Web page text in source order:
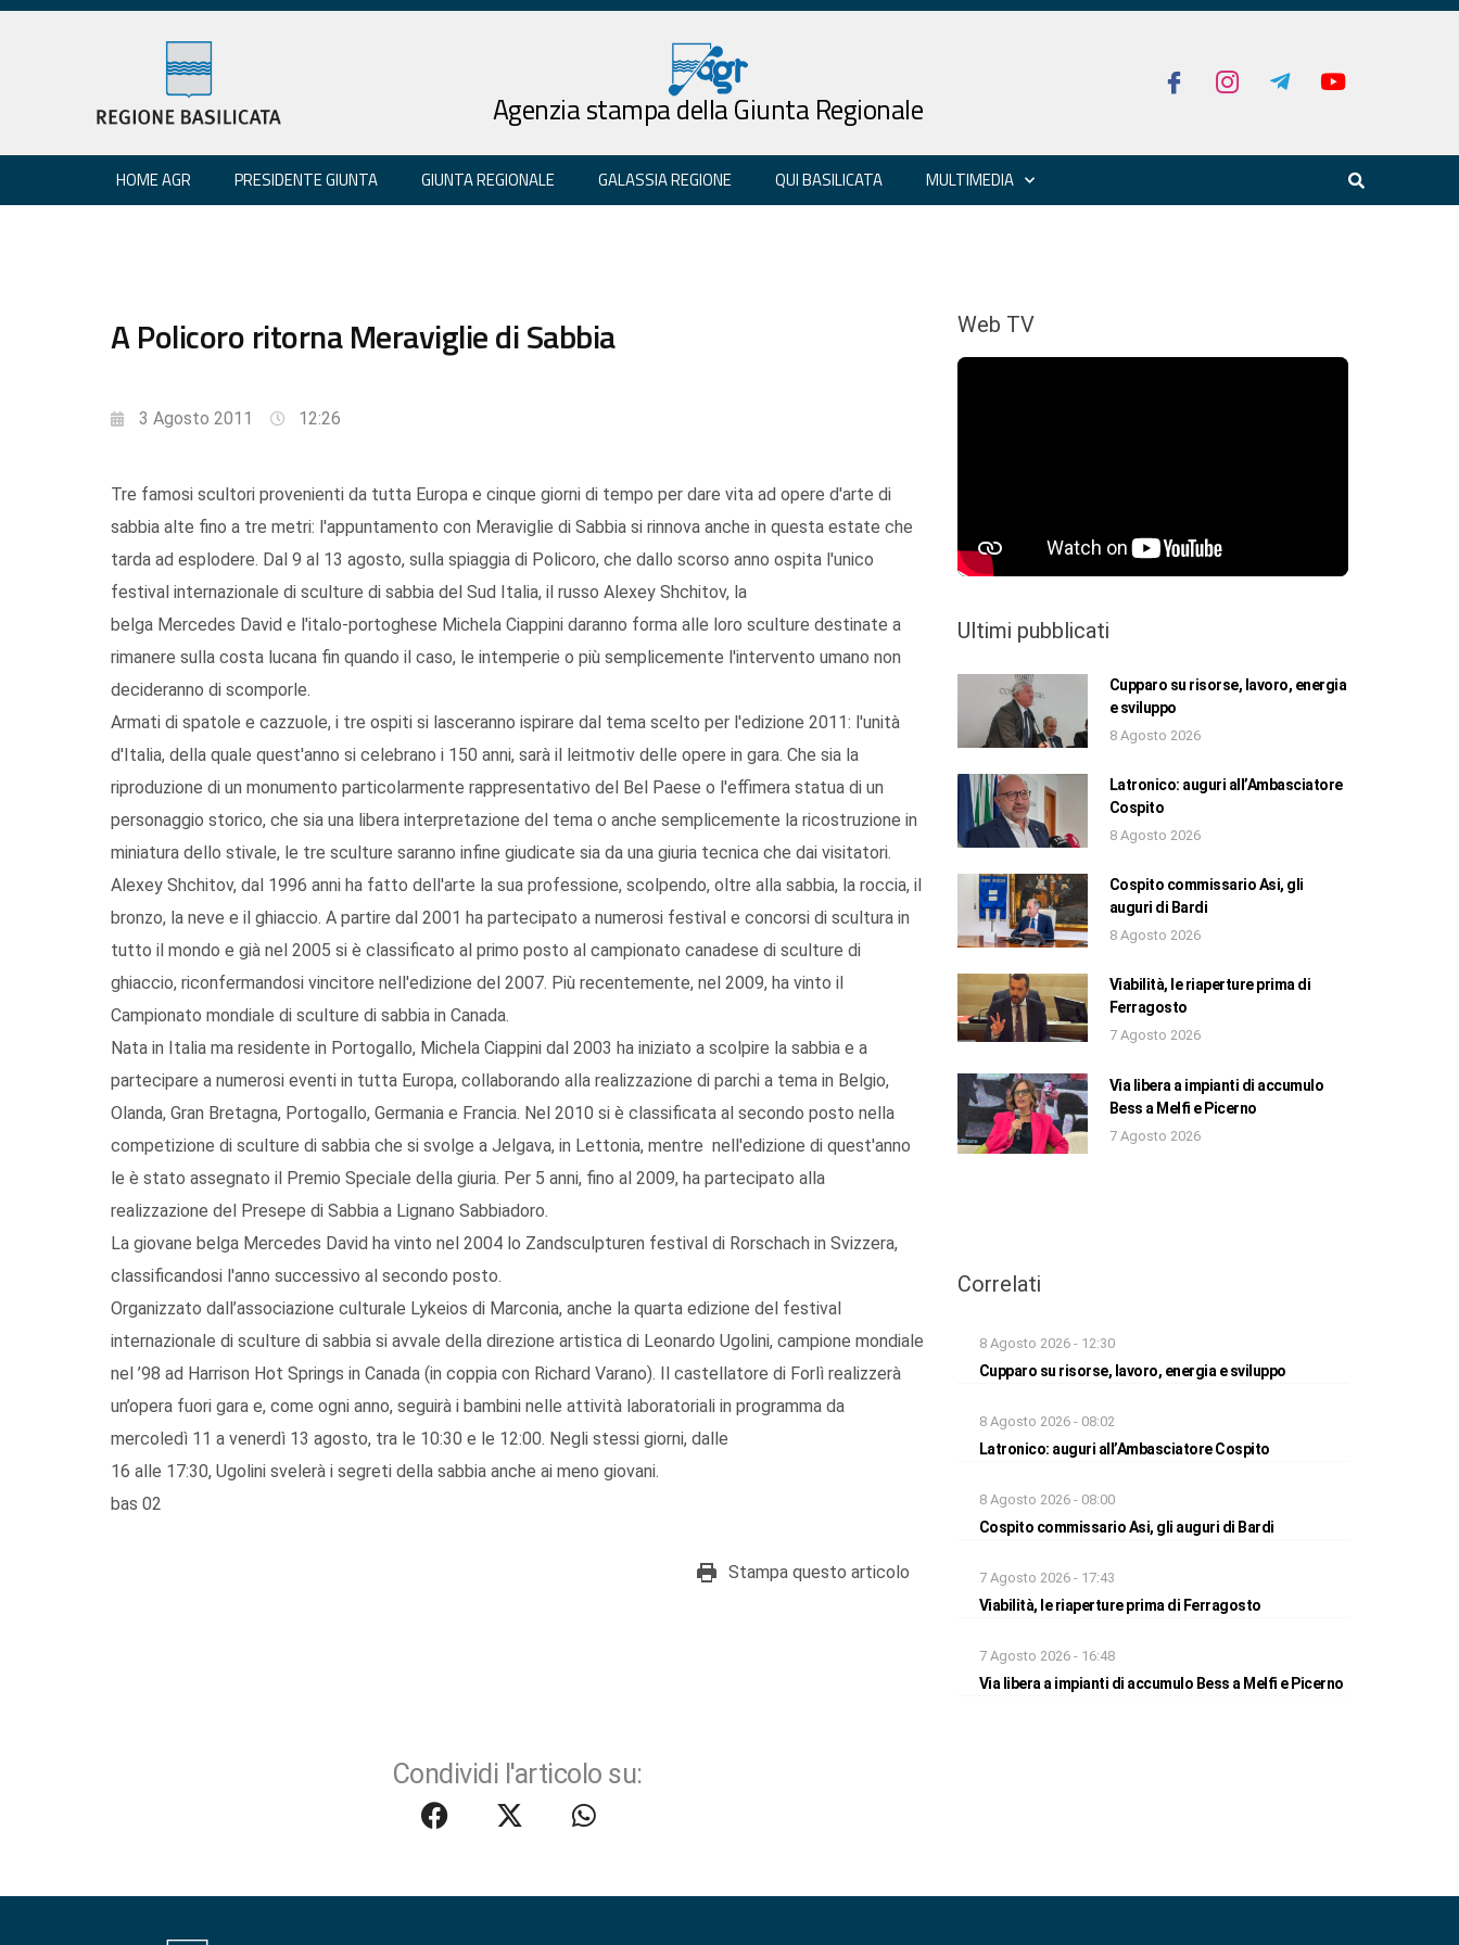
Agenzia stampa della Giunta Regionale
HOME AGR PRESIDENTE GIUNTA GIUNTA REGIONALE GALASSIA REGIONE QUI BASILICATA MULTIMEDIA
A Policoro ritorna Meraviglie di Sabbia
3 Agosto 2011 12:26
Tre famosi scultori provenienti da tutta Europa e cinque giorni di tempo per dare vita ad opere d'arte di
sabbia alte fino a tre metri: l'appuntamento con Meraviglie di Sabbia si rinnova anche in questa estate che
tarda ad esplodere. Dal 9 al 13 agosto, sulla spiaggia di Policoro, che dallo scorso anno ospita l'unico
festival internazionale di sculture di sabbia del Sud Italia, il russo Alexey Shchitov, la
belga Mercedes David e l'italo-portoghese Michela Ciappini daranno forma alle loro sculture destinate a
rimanere sulla costa lucana fin quando il caso, le intemperie o più semplicemente l'intervento umano non
decideranno di scomporle.
Armati di spatole e cazzuole, i tre ospiti si lasceranno ispirare dal tema scelto per l'edizione 2011: l'unità
d'Italia, della quale quest'anno si celebrano i 150 anni, sarà il leitmotiv delle opere in gara. Che sia la
riproduzione di un monumento particolarmente rappresentativo del Bel Paese o l'effimera statua di un
personaggio storico, che sia una libera interpretazione del tema o anche semplicemente la ricostruzione in
miniatura dello stivale, le tre sculture saranno infine giudicate sia da una giuria tecnica che dai visitatori.
Alexey Shchitov, dal 1996 anni ha fatto dell'arte la sua professione, scolpendo, oltre alla sabbia, la roccia, il
bronzo, la neve e il ghiaccio. A partire dal 2001 ha partecipato a numerosi festival e concorsi di scultura in
tutto il mondo e già nel 2005 si è classificato al primo posto al campionato canadese di sculture di
ghiaccio, riconfermandosi vincitore nell'edizione del 2007. Più recentemente, nel 2009, ha vinto il
Campionato mondiale di sculture di sabbia in Canada.
Nata in Italia ma residente in Portogallo, Michela Ciappini dal 2003 ha iniziato a scolpire la sabbia e a
partecipare a numerosi eventi in tutta Europa, collaborando alla realizzazione di parchi a tema in Belgio,
Olanda, Gran Bretagna, Portogallo, Germania e Francia. Nel 2010 si è classificata al secondo posto nella
competizione di sculture di sabbia che si svolge a Jelgava, in Lettonia, mentre nell'edizione di quest'anno
le è stato assegnato il Premio Speciale della giuria. Per 5 anni, fino al 2009, ha partecipato alla
realizzazione del Presepe di Sabbia a Lignano Sabbiadoro.
La giovane belga Mercedes David ha vinto nel 2004 lo Zandsculpturen festival di Rorschach in Svizzera,
classificandosi l'anno successivo al secondo posto.
Organizzato dall’associazione culturale Lykeios di Marconia, anche la quarta edizione del festival
internazionale di sculture di sabbia si avvale della direzione artistica di Leonardo Ugolini, campione mondiale
nel ’98 ad Harrison Hot Springs in Canada (in coppia con Richard Varano). Il castellatore di Forlì realizzerà
un’opera fuori gara e, come ogni anno, seguirà i bambini nelle attività laboratoriali in programma da
mercoledì 11 a venerdì 13 agosto, tra le 10:30 e le 12:00. Negli stessi giorni, dalle
16 alle 17:30, Ugolini svelerà i segreti della sabbia anche ai meno giovani.
bas 02
Stampa questo articolo
Condividi l'articolo su:
Web TV
Ultimi pubblicati
Cupparo su risorse, lavoro, energia
e sviluppo
8 Agosto 2026
Latronico: auguri all’Ambasciatore
Cospito
8 Agosto 2026
Cospito commissario Asi, gli
auguri di Bardi
8 Agosto 2026
Viabilità, le riaperture prima di
Ferragosto
7 Agosto 2026
Via libera a impianti di accumulo
Bess a Melfi e Picerno
7 Agosto 2026
Correlati
8 Agosto 2026 - 12:30
Cupparo su risorse, lavoro, energia e sviluppo
8 Agosto 2026 - 08:02
Latronico: auguri all’Ambasciatore Cospito
8 Agosto 2026 - 08:00
Cospito commissario Asi, gli auguri di Bardi
7 Agosto 2026 - 17:43
Viabilità, le riaperture prima di Ferragosto
7 Agosto 2026 - 16:48
Via libera a impianti di accumulo Bess a Melfi e Picerno